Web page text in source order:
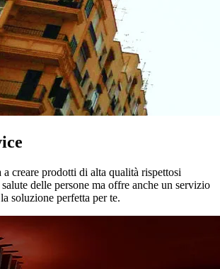
creare prodotti di alta qualità rispettosi
delle persone ma offre anche un servizio
soluzione perfetta per te.